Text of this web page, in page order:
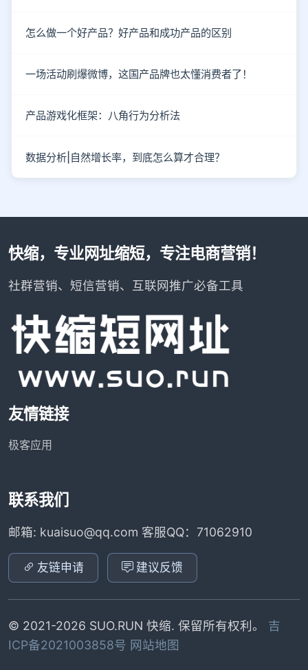
怎么做一个好产品？好产品和成功产品的区别
一场活动刷爆微博，这国产品牌也太懂消费者了！
产品游戏化框架：八角行为分析法
数据分析|自然增长率，到底怎么算才合理？
快缩，专业网址缩短，专注电商营销！
社群营销、短信营销、互联网推广必备工具
友情链接
极客应用
联系我们
邮箱: kuaisuo@qq.com 客服QQ：71062910
友链申请 建议反馈
© 2021-2026 SUO.RUN 快缩. 保留所有权利。 吉
ICP备2021003858号 网站地图